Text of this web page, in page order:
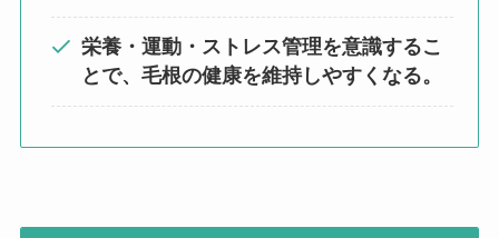
栄養・運動・ストレス管理を意識するこ
とで、毛根の健康を維持しやすくなる。